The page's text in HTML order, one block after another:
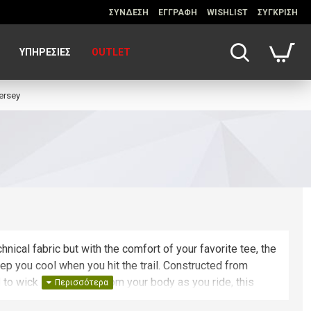
ΣΥΝΔΕΣΗ ΕΓΓΡΑΦΗ WISHLIST ΣΥΓΚΡΙΣΗ
ΥΠΗΡΕΣΊΕΣ OUTLET
fabric but with the comfort of your favorite tee, the
you cool when you hit the trail. Constructed from
wick sweat away from your body as you ride, this